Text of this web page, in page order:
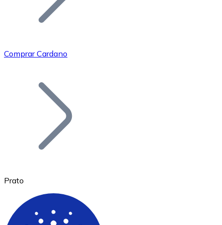
Bitcoin
Comprar Cardano
Prato